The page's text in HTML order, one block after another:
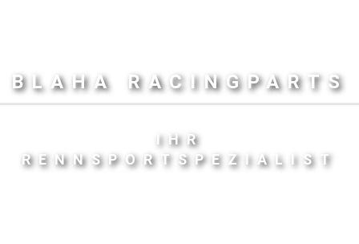
BLAHA RACINGPARTS
IHR
RENNSPORTSPEZIALIST